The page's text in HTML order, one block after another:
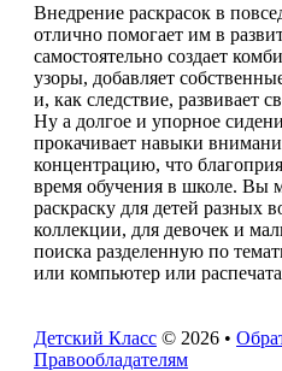
Внедрение раскрасок в
отлично помогает им в
самостоятельно создает
узоры, добавляет
и, как следствие, развивает
Ну а долгое и упорное
прокачивает навыки
концентрацию, что
время обучения в школе. Вы
раскраску для детей разных
коллекции, для девочек и
поиска разделенную по
или компьютер или
Детский Класс © 2026 •
Правообладателям